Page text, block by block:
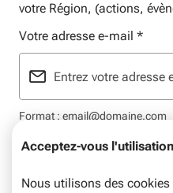
Acceptez-vous
Nous utilisons des
votre Région, (actions,
Votre adresse e-mail *
Format : email@domaine.com